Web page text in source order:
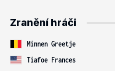
Zranění hráči
Minnen Greetje
Tiafoe Frances